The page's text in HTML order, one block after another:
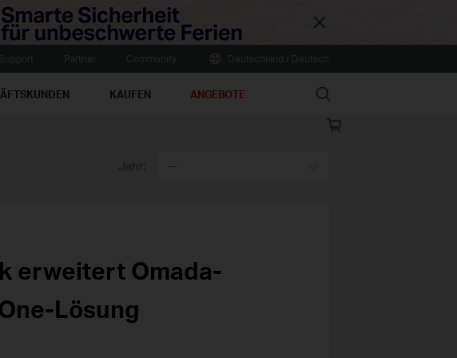
Close
KAUFEN ANGEBOTE Search
Online
Jahr: --
erweitert Omada-
Lösung